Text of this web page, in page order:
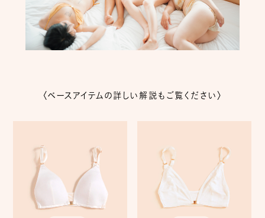
〈ベースアイテムの詳しい解説もご覧ください〉